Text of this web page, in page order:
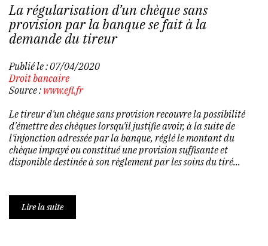
La régularisation d’un chèque sans
provision par la banque se fait à la
demande du tireur
Publié le :07/04/2020
Droit bancaire
Source : www.efl.fr
Le tireur d'un chèque sans provision recouvre la possibilité
d'émettre des chèques lorsqu'il justifie avoir, à la suite de
l'injonction adressée par la banque, réglé le montant du
chèque impayé ou constitué une provision suffisante et
disponible destinée à son règlement par les soins du tiré...
Lire la suite